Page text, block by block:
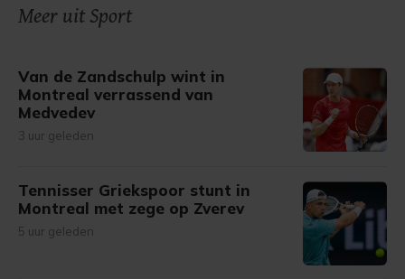
Meer uit Sport
Van de Zandschulp wint in
Montreal verrassend van
Medvedev
3 uur geleden
Tennisser Griekspoor stunt in
Montreal met zege op Zverev
5 uur geleden